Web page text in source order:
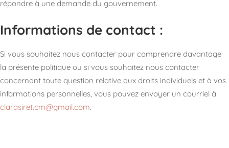
répondre à une demande du gouvernement.
Informations de contact :
Si vous souhaitez nous contacter pour comprendre davantage
la présente politique ou si vous souhaitez nous contacter
concernant toute question relative aux droits individuels et à vos
informations personnelles, vous pouvez envoyer un courriel à
clarasiret.cm@gmail.com.